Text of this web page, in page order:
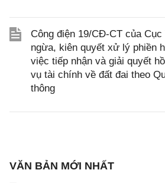
Công điện 19/CĐ-CT của Cục
ngừa, kiên quyết xử lý phiền
việc tiếp nhận và giải quyết
vụ tài chính về đất đai theo
thông
VĂN BẢN MỚI NHẤT